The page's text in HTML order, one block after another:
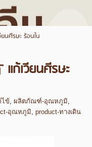
นศีรษะ ร้อนใน
ก้เวียนศีรษะ
ไข้, ผลิตภัณฑ์-อุณหภูมิ,
อุณหภูมิ, product-ทางเดิน